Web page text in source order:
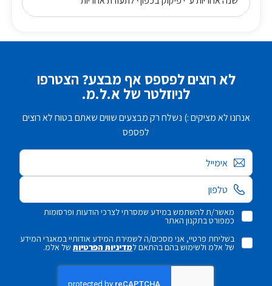
לא רוצים לפספס אף מבצע? הצטרפו
לניוזלטר של א.ל.מ.
אנחנו לא מציקים :) נשלח רק מבצעים שווים שאתם בטוח לא רוצים
לפספס
אימייל
מאשר/ת להשתמש במידע שמסרתי לצרכי הודעות ופרסומות
כמפורט בתקנון האתר
בשליחת פרטיי, אני מסכים/ה לשמירת המידע אודותיי במאגרי המידע
של אלמ ולשימוש בהם בהתאם למדיניות הפרטיותשל אלמ.